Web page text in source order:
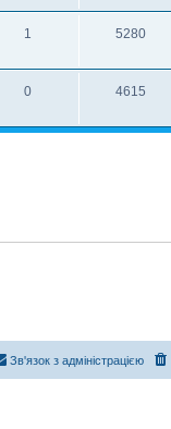
1 5280
0 4615
Зв'язок з адміністрацією